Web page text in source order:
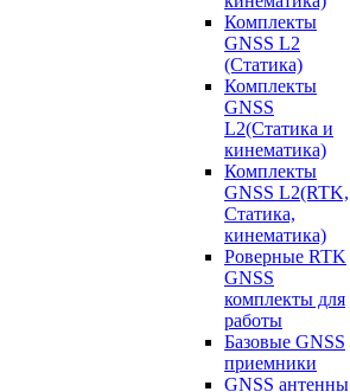
Комплекты
GNSS L2
(Статика)
Комплекты
GNSS
L2(Статика и
кинематика)
Комплекты
GNSS L2(RTK,
Статика,
кинематика)
Роверные RTK
GNSS
комплекты для
работы
Базовые GNSS
приемники
GNSS антенны